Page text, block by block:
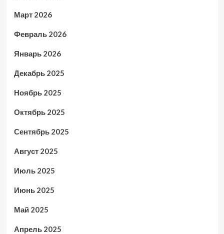
Март 2026
Февраль 2026
Январь 2026
Декабрь 2025
Ноябрь 2025
Октябрь 2025
Сентябрь 2025
Август 2025
Июль 2025
Июнь 2025
Май 2025
Апрель 2025